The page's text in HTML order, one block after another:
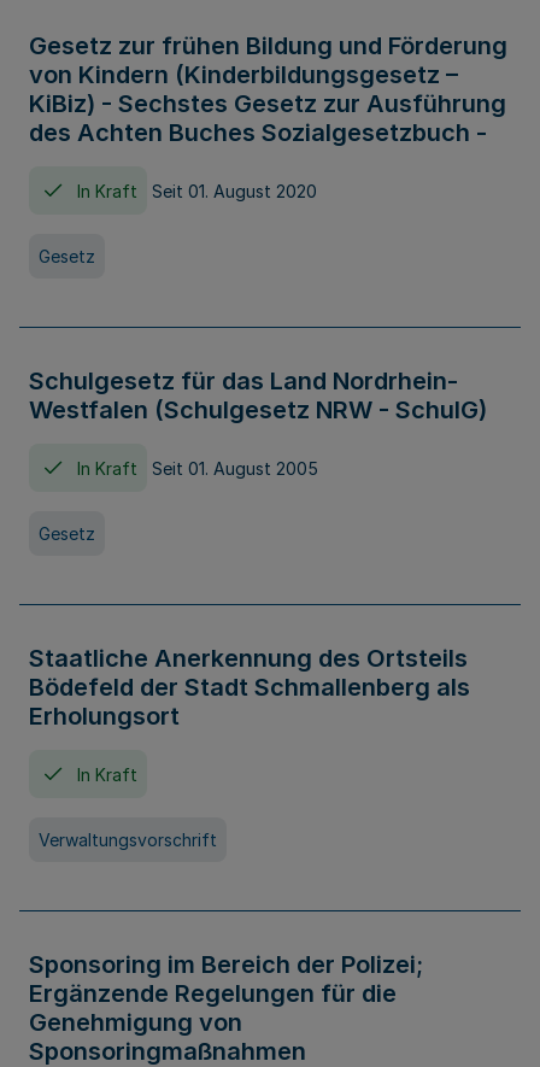
Gesetz zur frühen Bildung und Förderung
von Kindern (Kinderbildungsgesetz –
KiBiz) - Sechstes Gesetz zur Ausführung
des Achten Buches Sozialgesetzbuch -
In Kraft Seit 01. August 2020
Gesetz
Schulgesetz für das Land Nordrhein-
Westfalen (Schulgesetz NRW - SchulG)
In Kraft Seit 01. August 2005
Gesetz
Staatliche Anerkennung des Ortsteils
Bödefeld der Stadt Schmallenberg als
Erholungsort
In Kraft
Verwaltungsvorschrift
Sponsoring im Bereich der Polizei;
Ergänzende Regelungen für die
Genehmigung von
Sponsoringmaßnahmen